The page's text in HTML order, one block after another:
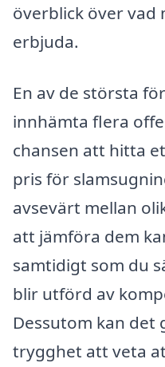
överblick över vad
erbjuda.
En av de största
innhämta flera
chansen att hitta
pris för
avsevärt mellan
att jämföra dem
samtidigt som du
blir utförd av
Dessutom kan det
trygghet att veta